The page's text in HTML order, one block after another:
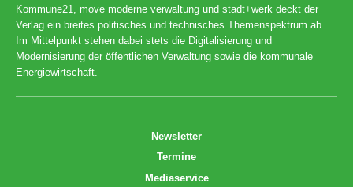
Kommune21, move moderne verwaltung und stadt+werk deckt der
Verlag ein breites politisches und technisches Themenspektrum ab.
Im Mittelpunkt stehen dabei stets die Digitalisierung und
Modernisierung der öffentlichen Verwaltung sowie die kommunale
Energiewirtschaft.
Newsletter
Termine
Mediaservice